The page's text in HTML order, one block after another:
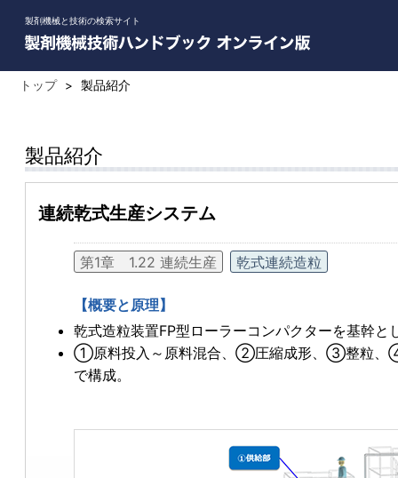
製剤機械と技術の検索サイト
トップ > 製品紹介
製品紹介
連続乾式生産システム
第1章 1.22 連続生産 乾式連続造粒
【概要と原理】
乾式造粒装置FP型ローラーコンパクターを基幹と
①原料投入～原料混合、②圧縮成形、③整粒、
で構成。